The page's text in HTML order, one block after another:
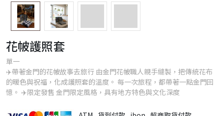
花帔護照套
單一
✈️帶著金門的花帔故事去旅行 由金門花帔職人親手縫製，把傳統花布
的暖色與祝福，化成護照套的溫度。 每一次旅程，都帶著一點金門回
憶。 ✈️限定發售 金門限定風格，具有地方特色與文化深度